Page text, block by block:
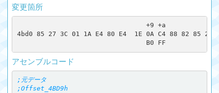
変更箇所
                                 +9 +a
4bd0 85 27 3C 01 1A E4 80 E4  1E 0A C4 88 82 85 27
アセンブルコード
;元データ
;Offset_4BD9h